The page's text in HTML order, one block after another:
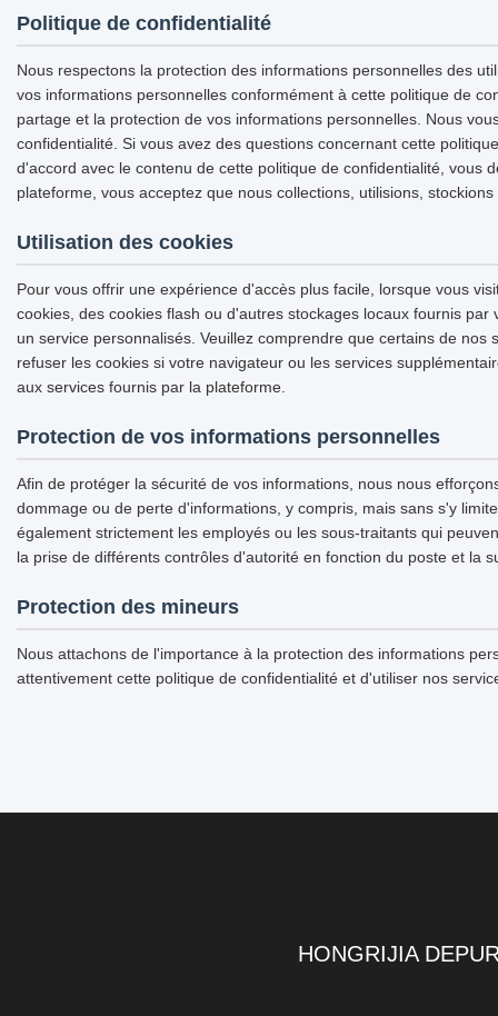
Politique de confidentialité
Nous respectons la protection des informations personnelles des
vos informations personnelles conformément à cette politique de
partage et la protection de vos informations personnelles. Nous
confidentialité. Si vous avez des questions concernant cette
d'accord avec le contenu de cette politique de confidentialité, vous
plateforme, vous acceptez que nous collections, utilisions,
Utilisation des cookies
Pour vous offrir une expérience d'accès plus facile, lorsque vous
cookies, des cookies flash ou d'autres stockages locaux fournis
un service personnalisés. Veuillez comprendre que certains de
refuser les cookies si votre navigateur ou les services
aux services fournis par la plateforme.
Protection de vos informations personnelles
Afin de protéger la sécurité de vos informations, nous nous
dommage ou de perte d'informations, y compris, mais sans s'y
également strictement les employés ou les sous-traitants qui
la prise de différents contrôles d'autorité en fonction du poste et la
Protection des mineurs
Nous attachons de l'importance à la protection des informations
attentivement cette politique de confidentialité et d'utiliser nos
HONGRIJIA